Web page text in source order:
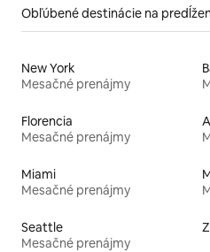
Obľúbené destinácie na
New York
Mesačné prenájmy
Florencia
Mesačné prenájmy
Miami
Mesačné prenájmy
Seattle
Mesačné prenájmy